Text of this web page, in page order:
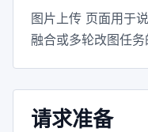
图片上传 页面用于
融合或多轮改图任务
请求准备